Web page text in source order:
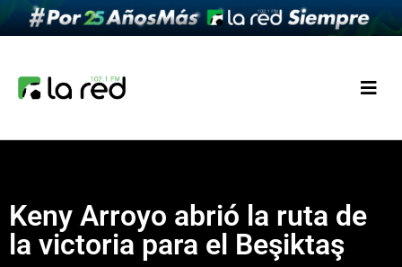
Keny Arroyo abrió la ruta de
la victoria para el Beşiktaş